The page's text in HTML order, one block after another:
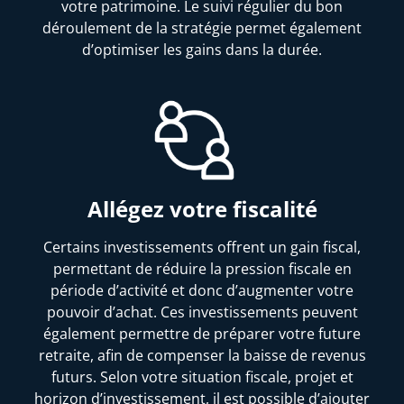
votre patrimoine. Le suivi régulier du bon
déroulement de la stratégie permet également
d’optimiser les gains dans la durée.
Allégez votre fiscalité
Certains investissements offrent un gain fiscal,
permettant de réduire la pression fiscale en
période d’activité et donc d’augmenter votre
pouvoir d’achat. Ces investissements peuvent
également permettre de préparer votre future
retraite, afin de compenser la baisse de revenus
futurs. Selon votre situation fiscale, projet et
horizon d’investissement, il est possible d’ajouter